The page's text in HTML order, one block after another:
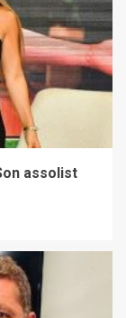
assolist